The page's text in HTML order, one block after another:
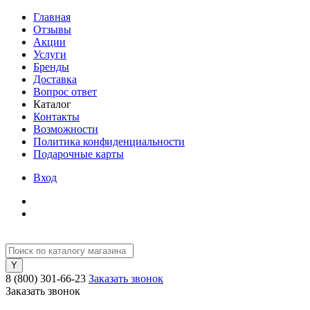
Главная
Отзывы
Акции
Услуги
Бренды
Доставка
Вопрос ответ
Каталог
Контакты
Возможности
Политика конфиденциальности
Подарочные карты
Вход
8 (800) 301-66-23 Заказать звонок
Заказать звонок